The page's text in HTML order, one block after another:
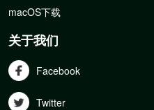
macOS下载
关于我们
Facebook
Twitter